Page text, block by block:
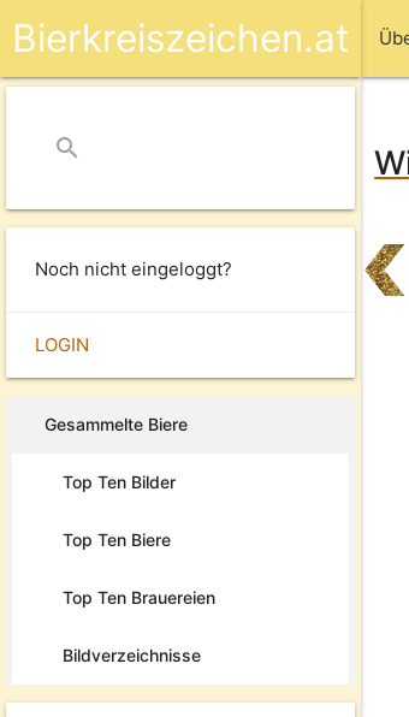
Bierkreiszeichen.at
search
Noch nicht eingeloggt?
LOGIN
Gesammelte Biere
Top Ten Bilder
Top Ten Biere
Top Ten Brauereien
Bildverzeichnisse